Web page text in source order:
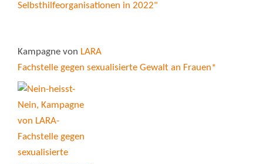
Kampagne von LARA
Fachstelle gegen sexualisierte Gewalt an Frauen*